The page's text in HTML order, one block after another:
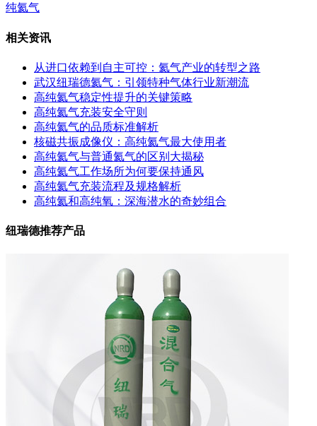
纯氦气
相关资讯
从进口依赖到自主可控：氦气产业的转型之路
武汉纽瑞德氦气：引领特种气体行业新潮流
高纯氦气稳定性提升的关键策略
高纯氦气充装安全守则
高纯氦气的品质标准解析
核磁共振成像仪：高纯氦气最大使用者
高纯氦气与普通氦气的区别大揭秘
高纯氦气工作场所为何要保持通风
高纯氦气充装流程及规格解析
高纯氦和高纯氧：深海潜水的奇妙组合
纽瑞德推荐产品